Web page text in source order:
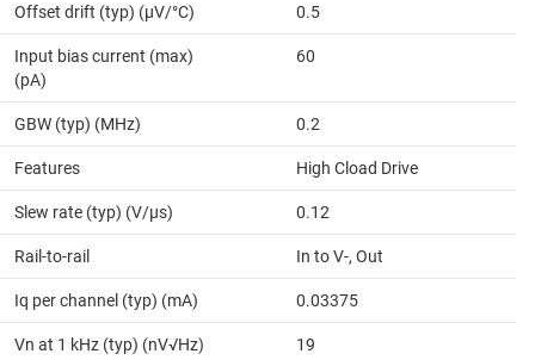
Offset drift (typ) (µV/°C) 0.5
Input bias current (max)
(pA)
60
GBW (typ) (MHz) 0.2
Features High Cload Drive
Slew rate (typ) (V/µs) 0.12
Rail-to-rail In to V-, Out
Iq per channel (typ) (mA) 0.03375
Vn at 1 kHz (typ) (nV√Hz) 19